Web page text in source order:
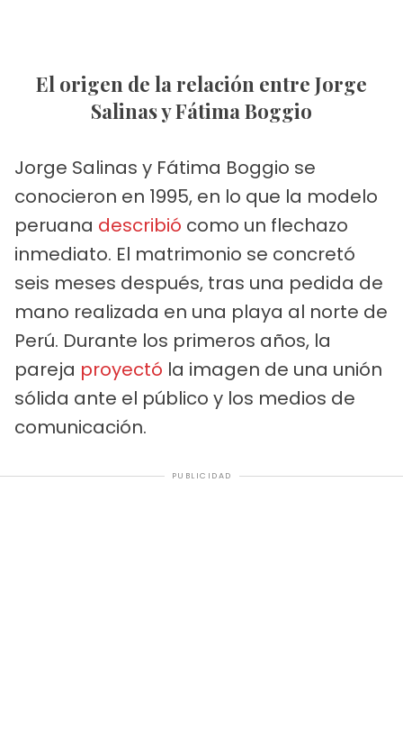
El origen de la relación entre Jorge
Salinas y Fátima Boggio
Jorge Salinas y Fátima Boggio se
conocieron en 1995, en lo que la modelo
peruana describió como un flechazo
inmediato. El matrimonio se concretó
seis meses después, tras una pedida de
mano realizada en una playa al norte de
Perú. Durante los primeros años, la
pareja proyectó la imagen de una unión
sólida ante el público y los medios de
comunicación.
PUBLICIDAD